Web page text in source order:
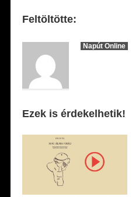
Feltöltötte:
Napút Online
Ezek is érdekelhetik!